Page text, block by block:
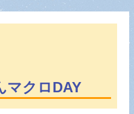
マクロDAY